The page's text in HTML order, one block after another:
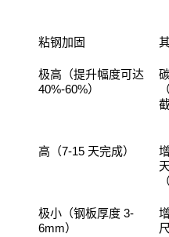
粘钢加固
极高（提升幅度可达
40%-60%）
（
高（7-15 天完成）
（
极小（钢板厚度 3-
6mm）